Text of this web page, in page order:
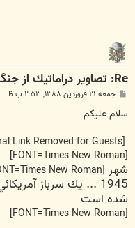
Re: تصاوير دراماتيك از جنگ جهاني دوم
پ
ت
جمعه ۲۱ فروردین ۱۳۸۸, ۲:۵۳ ب.ظ
سلام عليكم
شهر Lippitsch New Roman]
1945 ... يك سرباز
شده است